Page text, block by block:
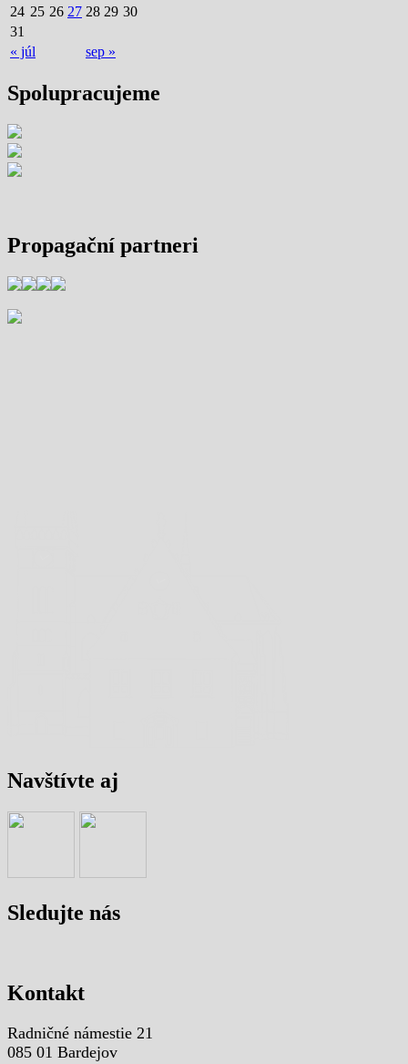
« júl sep »
24 25 26 27 28 29 30
31
Spolupracujeme
Propagační partneri
Navštívte aj
Sledujte nás
Kontakt
Radničné námestie 21
085 01 Bardejov